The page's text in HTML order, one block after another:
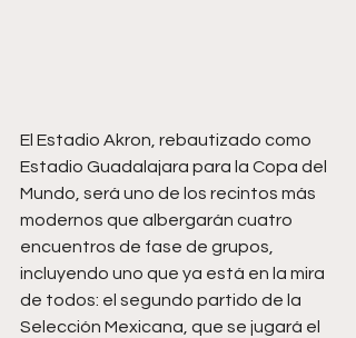
El Estadio Akron, rebautizado como
Estadio Guadalajara para la Copa del
Mundo, será uno de los recintos más
modernos que albergarán cuatro
encuentros de fase de grupos,
incluyendo uno que ya está en la mira
de todos: el segundo partido de la
Selección Mexicana, que se jugará el